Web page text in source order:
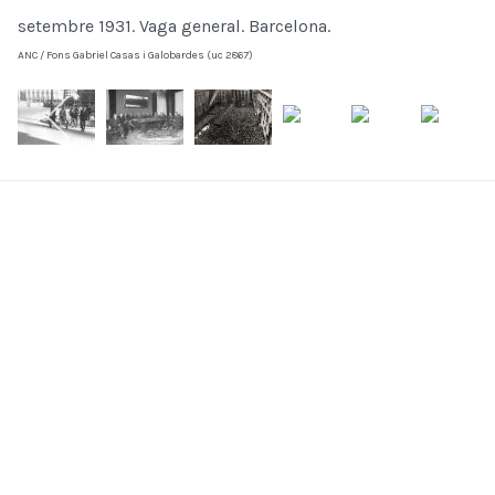
setembre 1931. Vaga general. Barcelona.
ANC / Fons Gabriel Casas i Galobardes (uc 2867)